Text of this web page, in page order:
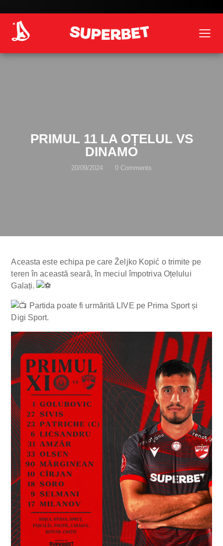
PRIMUL 11 LA OȚELUL VS
DINAMO
20/09/2024 0 Comments
Aceasta este echipa pe care Željko Kopić o trimite pe
teren în această seară, în meciul împotriva Oțelului
Galați.
Partida poate fi urmărită LIVE pe Prima Sport și
Digi Sport.